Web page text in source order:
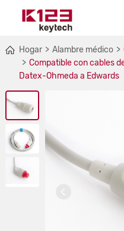
Hogar Alambre médico
Compatible con cables
Datex-Ohmeda a Edwards